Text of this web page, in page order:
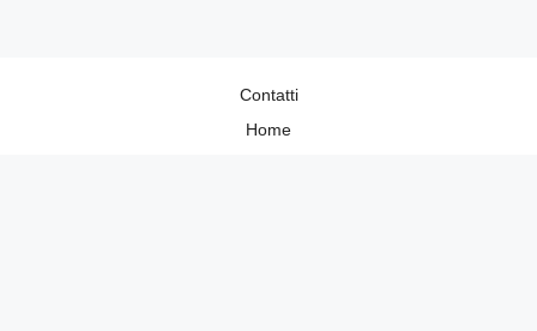
Contatti
Home